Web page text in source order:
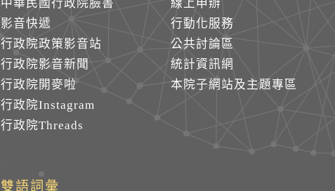
中華民國行政院臉書
影音快遞
行政院政策影音站
行政院影音新聞
行政院開麥啦
行政院Instagram
行政院Threads
線上申辦
行動化服務
公共討論區
統計資訊網
本院子網站及主題專區
雙語詞彙